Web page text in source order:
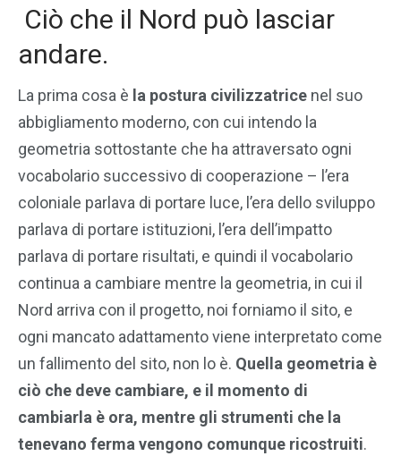
Ciò che il Nord può lasciar
andare.
La prima cosa è la postura civilizzatrice nel suo
abbigliamento moderno, con cui intendo la
geometria sottostante che ha attraversato ogni
vocabolario successivo di cooperazione – l’era
coloniale parlava di portare luce, l’era dello sviluppo
parlava di portare istituzioni, l’era dell’impatto
parlava di portare risultati, e quindi il vocabolario
continua a cambiare mentre la geometria, in cui il
Nord arriva con il progetto, noi forniamo il sito, e
ogni mancato adattamento viene interpretato come
un fallimento del sito, non lo è. Quella geometria è
ciò che deve cambiare, e il momento di
cambiarla è ora, mentre gli strumenti che la
tenevano ferma vengono comunque ricostruiti.